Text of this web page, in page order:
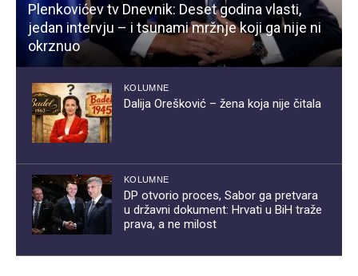
Plenkovićev tv Dnevnik: Deset godina vlasti,
jedan intervju – i tsunami mržnje koji ga nije ni
okrznuo
KOLUMNE
Dalija Orešković – žena koja nije čitala
KOLUMNE
DP otvorio proces, Sabor ga pretvara
u državni dokument: Hrvati u BiH traže
prava, a ne milost